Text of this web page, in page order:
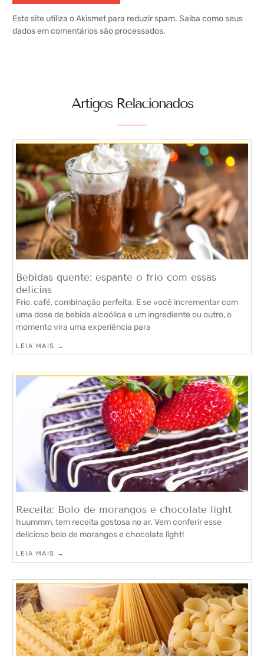
Este site utiliza o Akismet para reduzir spam. Saiba como seus
dados em comentários são processados.
Artigos Relacionados
Bebidas quente: espante o frio com essas
delícias
Frio, café, combinação perfeita. E se você incrementar com
uma dose de bebida alcoólica e um ingrediente ou outro, o
momento vira uma experiência para
LEIA MAIS →
Receita: Bolo de morangos e chocolate light
huummm, tem receita gostosa no ar. Vem conferir esse
delicioso bolo de morangos e chocolate light!
LEIA MAIS →